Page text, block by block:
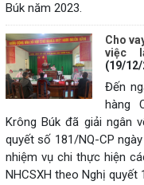
Búk năm 2023.
Cho
việc
(19/
Đến
hàng
Krông Búk đã giải ngân
quyết số 181/NQ-CP
nhiệm vụ chi thực hiện
NHCSXH theo Nghị quyết